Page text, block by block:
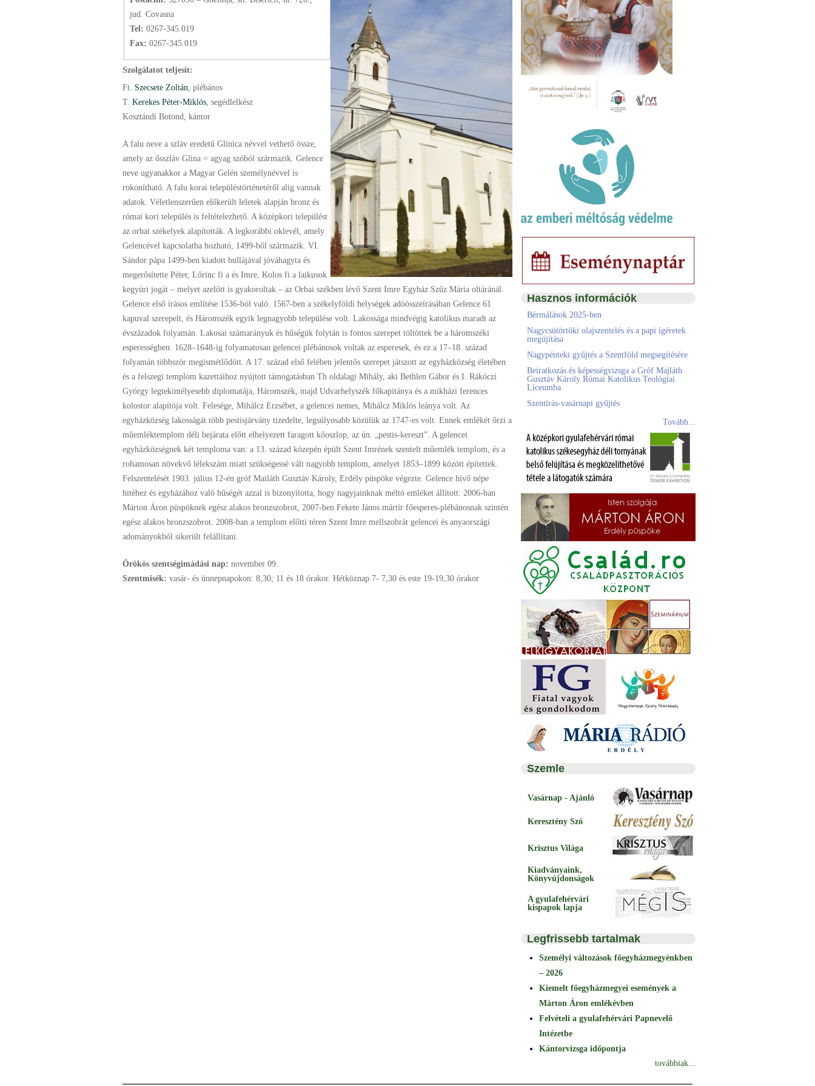
jud. Covasna
Tel: 0267-345.019
Fax: 0267-345.019
Szolgálatot teljesít:
Ft. Szecsete Zoltán , plébános
T. Kerekes Péter-Miklós , segédlelkész
Kosztándi Botond, kántor
A falu neve a szláv eredetű Glinica névvel vethető össze,
amely az ősszláv Glina = agyag szóból származik. Gelence
neve ugyanakkor a Magyar Gelén személynévvel is
rokonítható. A falu korai településtörténetéről alig vannak
adatok. Véletlenszerűen előkerült leletek alapján bronz és
római kori település is feltételezhető. A középkori települést
az orbai székelyek alapították. A legkorábbi oklevél, amely
Gelencével kapcsolatba hozható, 1499-ből származik. VI.
Sándor pápa 1499-ben kiadott bullájával jóváhagyta és
megerősítette Péter, Lőrinc fi a és Imre, Kolos fi a laikusok
kegyúri jogát – melyet azelőtt is gyakoroltak – az Orbai székben lévő Szent Imre Egyház Szűz Mária oltáránál.
Gelence első írásos említése 1536-ból való. 1567-ben a székelyföldi helységek adóösszeírásában Gelence 61
kapuval szerepelt, és Háromszék egyik legnagyobb települése volt. Lakossága mindvégig katolikus maradt az
évszázadok folyamán. Lakosai számarányuk és hűségük folytán is fontos szerepet töltöttek be a háromszéki
esperességben: 1628–1648-ig folyamatosan gelencei plébánosok voltak az esperesek, és ez a 17–18. század
folyamán többször megismétlődött. A 17. század első felében jelentős szerepet játszott az egyházközség életében
és a felszegi templom kazettáihoz nyújtott támogatásban Th oldalagi Mihály, aki Bethlen Gábor és I. Rákóczi
György legtekintélyesebb diplomatája, Háromszék, majd Udvarhelyszék főkapitánya és a mikházi ferences
kolostor alapítója volt. Felesége, Mihálcz Erzsébet, a gelencei nemes, Mihálcz Miklós leánya volt. Az
egyházközség lakosságát több pestisjárvány tizedelte, legsúlyosabb közülük az 1747-es volt. Ennek emlékét őrzi a
műemléktemplom déli bejárata előtt elhelyezett faragott kőoszlop, az ún. „pestis-kereszt”. A gelencei
egyházközségnek két temploma van: a 13. század közepén épült Szent Imrének szentelt műemlék templom, és a
rohamosan növekvő lélekszám miatt szükségessé vált nagyobb templom, amelyet 1853–1899 között építettek.
Felszentelését 1903. július 12-én gróf Mailáth Gusztáv Károly, Erdély püspöke végezte. Gelence hívő népe
hitéhez és egyházához való hűségét azzal is bizonyította, hogy nagyjainknak méltó emléket állított: 2006-ban
Márton Áron püspöknek egész alakos bronzszobrot, 2007-ben Fekete János mártír főesperes-plébánosnak szintén
egész alakos bronzszobrot. 2008-ban a templom előtti téren Szent Imre mellszobrát gelencei és anyaországi
adományokból sikerült felállítani.
Örökös szentségimádási nap: november 09.
Szentmisék: vasár- és ünnepnapokon: 8,30; 11 és 18 órakor. Hétköznap 7- 7,30 és este 19-19,30 órakor
Hasznos információk
Bérmálások 2025-ben
Nagycsütörtöki olajszentelés és a papi ígéretek
megújítása
Nagypénteki gyűjtés a Szentföld megsegítésére
Beiratkozás és képességvizsga a Gróf Majláth
Gusztáv Károly Római Katolikus Teológiai
Líceumba
Szentírás-vasárnapi gyűjtés
Tovább...
Szemle
Vasárnap - Ajánló
Keresztény Szó
Krisztus Világa
Kiadványaink,
Könyvújdonságok
A gyulafehérvári
kispapok lapja
Legfrissebb tartalmak
Személyi változások főegyházmegyénkben
– 2026
Kiemelt főegyházmegyei események a
Márton Áron emlékévben
Felvételi a gyulafehérvári Papnevelő
Intézetbe
Kántorvizsga időpontja
továbbiak...